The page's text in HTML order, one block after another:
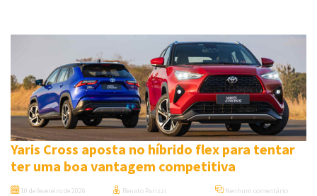
Yaris Cross aposta no híbrido flex para tentar
ter uma boa vantagem competitiva
10 de fevereiro de 2026 Renato Parizzi Nenhum comentário